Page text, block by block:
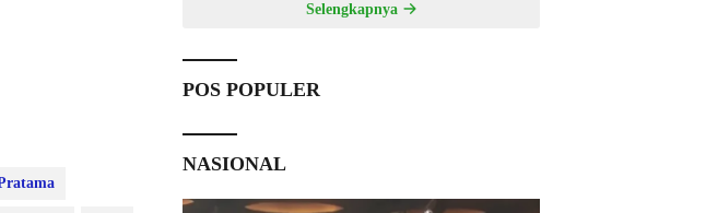
Selengkapnya
POS POPULER
NASIONAL